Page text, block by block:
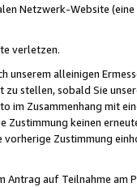
Netzwerk-Website
verletzen.
unserem alleinigen
stellen, sobald Sie
im Zusammenhang mit
Zustimmung keinen
vorherige Zustimmung
Antrag auf Teilnahme